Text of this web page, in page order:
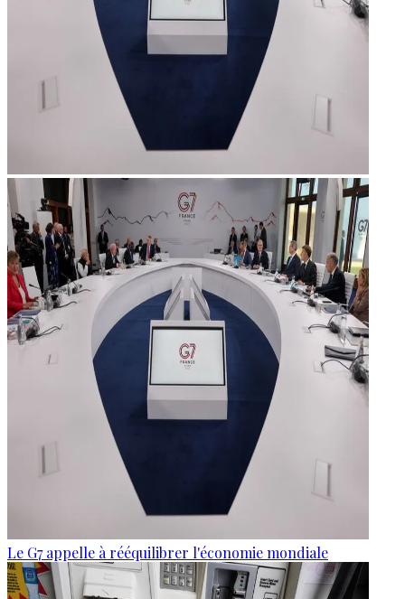
Le G7 appelle à rééquilibrer l'économie mondiale